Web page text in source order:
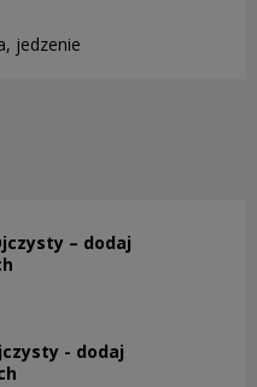
jedzenie
– dodaj
in a new window
- dodaj
in a new window